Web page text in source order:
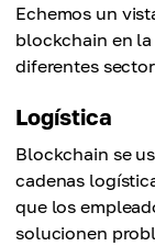
Echemos un
blockchain en
diferentes
Logística
Blockchain se
cadenas
que los
solucionen